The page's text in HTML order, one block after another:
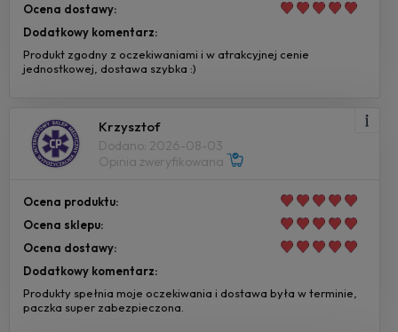
Ocena dostawy:
Dodatkowy komentarz:
Produkt zgodny z oczekiwaniami i w atrakcyjnej cenie
jednostkowej, dostawa szybka :)
Krzysztof
Dodano: 2026-08-03
Opinia zweryfikowana
Ocena produktu:
Ocena sklepu:
Ocena dostawy:
Dodatkowy komentarz:
Produkty spełnia moje oczekiwania i dostawa była w terminie,
paczka super zabezpieczona.